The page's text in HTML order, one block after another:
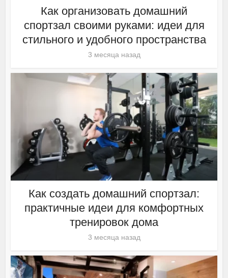
Как организовать домашний
спортзал своими руками: идеи для
стильного и удобного пространства
3 месяца назад
Как создать домашний спортзал:
практичные идеи для комфортных
тренировок дома
3 месяца назад